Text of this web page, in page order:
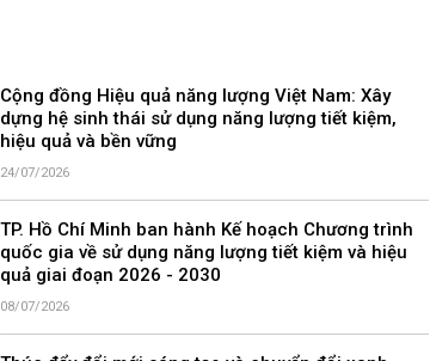
Cộng đồng Hiệu quả năng lượng Việt Nam: Xây
dựng hệ sinh thái sử dụng năng lượng tiết kiệm,
hiệu quả và bền vững
24/07/2026
TP. Hồ Chí Minh ban hành Kế hoạch Chương trình
quốc gia về sử dụng năng lượng tiết kiệm và hiệu
quả giai đoạn 2026 - 2030
08/07/2026